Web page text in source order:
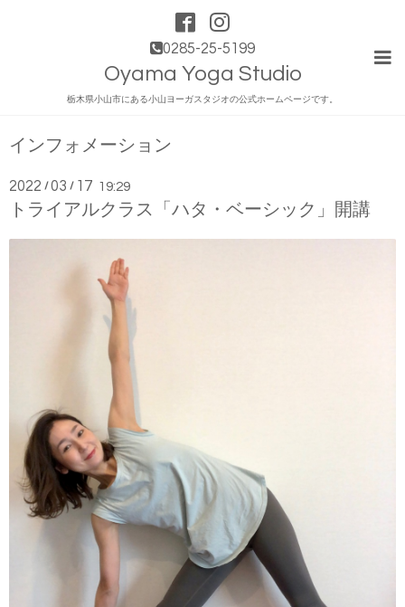
0285-25-5199
Oyama Yoga Studio
栃木県小山市にある小山ヨーガスタジオの公式ホームページです。
インフォメーション
2022 /03 / 17 19:29
トライアルクラス「ハタ・ベーシック」開講